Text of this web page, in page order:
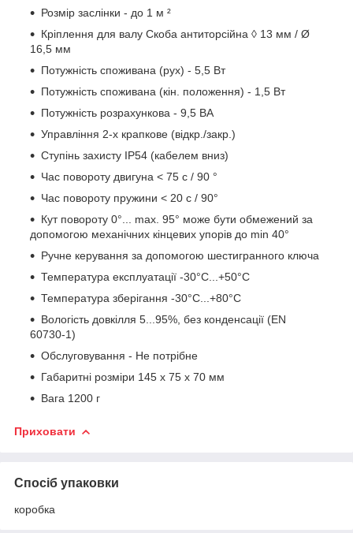
Розмір заслінки - до 1 м ²
Кріплення для валу Скоба антиторсійна ◊ 13 мм / Ø
16,5 мм
Потужність споживана (рух) - 5,5 Вт
Потужність споживана (кін. положення) - 1,5 Вт
Потужність розрахункова - 9,5 ВА
Управління 2-х крапкове (відкр./закр.)
Ступінь захисту IP54 (кабелем вниз)
Час повороту двигуна < 75 с / 90 °
Час повороту пружини < 20 с / 90°
Кут повороту 0°... max. 95° може бути обмежений за
допомогою механічних кінцевих упорів до min 40°
Ручне керування за допомогою шестигранного ключа
Температура експлуатації -30°C...+50°C
Температура зберігання -30°C...+80°C
Вологість довкілля 5...95%, без конденсації (EN
60730-1)
Обслуговування - Не потрібне
Габаритні розміри 145 x 75 x 70 мм
Вага 1200 г
Приховати
Спосіб упаковки
коробка